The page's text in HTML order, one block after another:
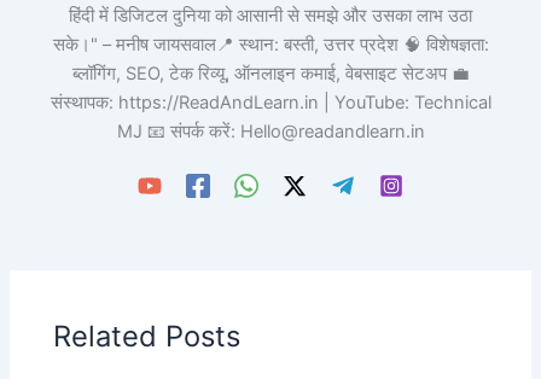
हिंदी में डिजिटल दुनिया को आसानी से समझे और उसका लाभ उठा
सके।" – मनीष जायसवाल📍 स्थान: बस्ती, उत्तर प्रदेश 🧠 विशेषज्ञता:
ब्लॉगिंग, SEO, टेक रिव्यू, ऑनलाइन कमाई, वेबसाइट सेटअप 💼
संस्थापक: https://ReadAndLearn.in | YouTube: Technical
MJ 📧 संपर्क करें: Hello@readandlearn.in
Related Posts